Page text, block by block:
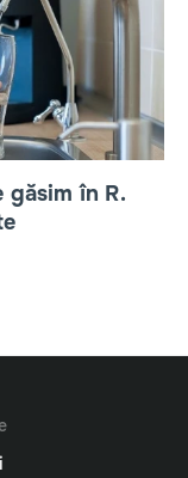
găsim în R.